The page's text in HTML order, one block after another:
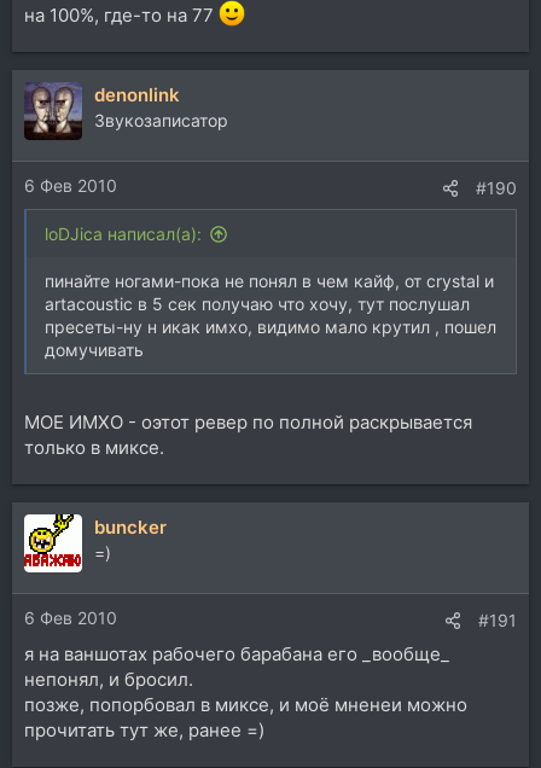
на 100%, где-то на 77
denonlink
Звукозаписатор
6 Фев 2010 #190
loDJica написал(а):
пинайте ногами-пока не понял в чем кайф, от crystal и
artacoustic в 5 сек получаю что хочу, тут послушал
пресеты-ну н икак имхо, видимо мало крутил , пошел
домучивать
МОЕ ИМХО - оэтот ревер по полной раскрывается
только в миксе.
buncker
=)
6 Фев 2010 #191
я на ваншотах рабочего барабана его _вообще_
непонял, и бросил.
позже, попорбовал в миксе, и моё мненеи можно
прочитать тут же, ранее =)